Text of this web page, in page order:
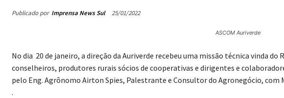
Publicado por Imprensa News Sul 25/01/2022
ASCOM Auriverde
No dia 20 de janeiro, a direção da Auriverde recebeu uma missão técnica vinda
conselheiros, produtores rurais sócios de cooperativas e dirigentes e
pelo Eng. Agrônomo Airton Spies, Palestrante e Consultor do Agronegócio, com
.